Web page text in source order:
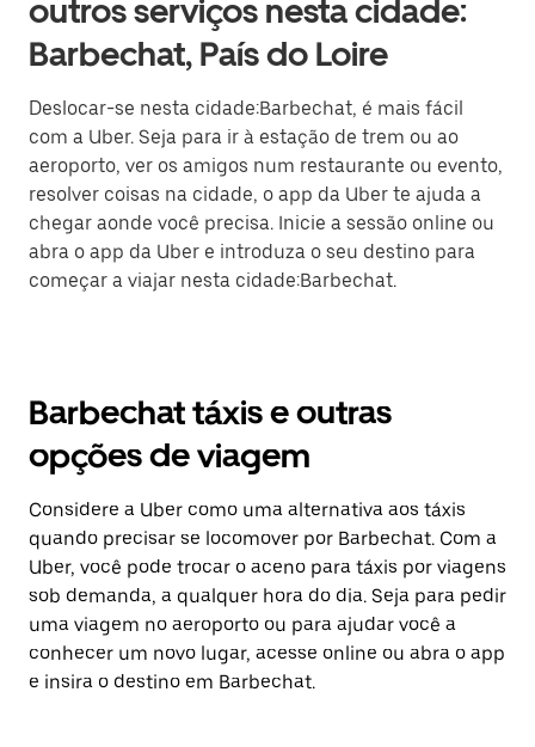
outros serviços nesta cidade:
Barbechat, País do Loire
Deslocar-se nesta cidade:Barbechat, é mais fácil
com a Uber. Seja para ir à estação de trem ou ao
aeroporto, ver os amigos num restaurante ou evento,
resolver coisas na cidade, o app da Uber te ajuda a
chegar aonde você precisa. Inicie a sessão online ou
abra o app da Uber e introduza o seu destino para
começar a viajar nesta cidade:Barbechat.
Barbechat táxis e outras
opções de viagem
Considere a Uber como uma alternativa aos táxis
quando precisar se locomover por Barbechat. Com a
Uber, você pode trocar o aceno para táxis por viagens
sob demanda, a qualquer hora do dia. Seja para pedir
uma viagem no aeroporto ou para ajudar você a
conhecer um novo lugar, acesse online ou abra o app
e insira o destino em Barbechat.